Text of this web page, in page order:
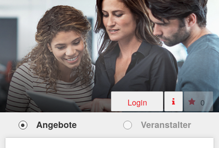
Login 0
Angebote Veranstalter